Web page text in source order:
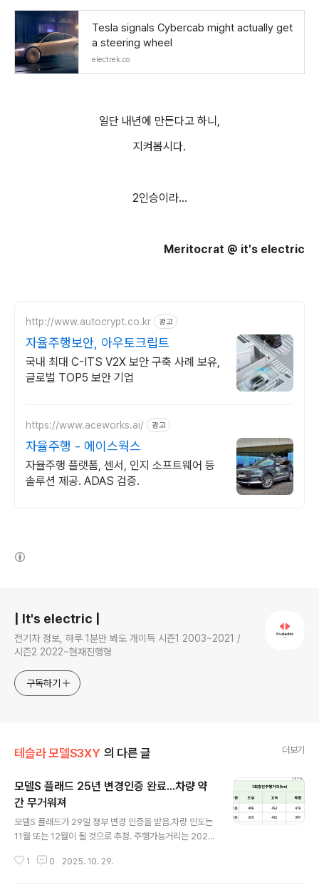
Tesla signals Cybercab might actually get
a steering wheel
electrek.co
일단 내년에 만든다고 하니,
지켜봅시다.
2인승이라...
Meritocrat @ it's electric
http://www.autocrypt.co.kr 광고
자율주행보안, 아우토크립트
국내 최대 C-ITS V2X 보안 구축 사례 보유,
글로벌 TOP5 보안 기업
https://www.aceworks.ai/ 광고
자율주행 - 에이스웍스
자율주행 플랫폼, 센서, 인지 소프트웨어 등
솔루션 제공. ADAS 검증.
| It's electric |
전기차 정보, 하루 1분만 봐도 개이득 시즌1 2003~2021 /
시즌2 2022~현재진행형
구독하기
테슬라 모델S3XY 의 다른 글 더보기
모델S 플래드 25년 변경인증 완료...차량 약
간 무거워져
모델S 플래드가 29일 정부 변경 인증을 받음.차량 인도는
11월 또는 12월이 될 것으로 추정. 주행가능거리는 2023
변화가 있진 않아 보임. 그 동안 인증, 변경인증 상황 202
1 0 2025. 10. 29.